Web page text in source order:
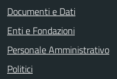
Documenti e Dati
Enti e Fondazioni
Personale Amministrativo
Politici